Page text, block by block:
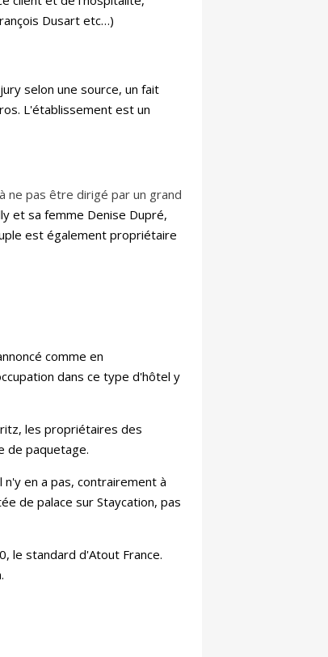
Dusart etc…)
selon une source, un fait
L'établissement est un
ne pas être dirigé par un grand
et sa femme Denise Dupré,
est également propriétaire
comme en
dans ce type d'hôtel y
les propriétaires des
de paquetage.
n'y en a pas, contrairement à
de palace sur Staycation, pas
le standard d'Atout France.